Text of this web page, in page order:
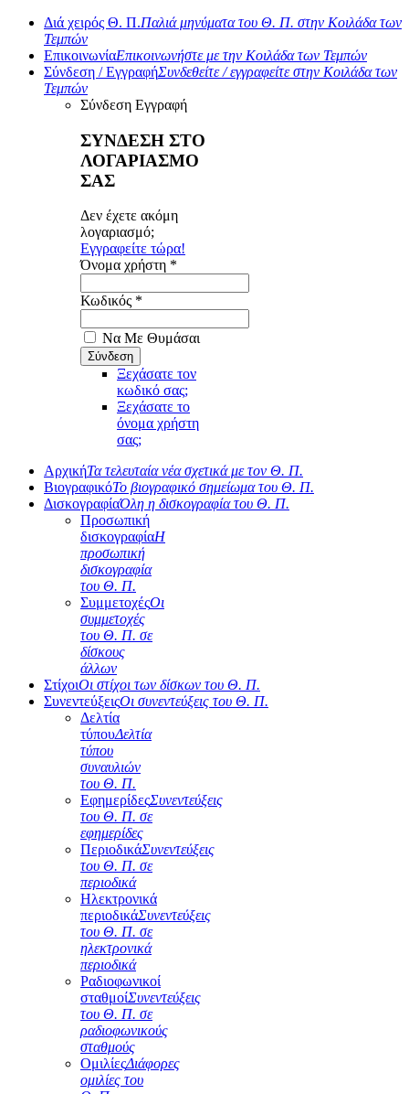
Διά χειρός Θ. Π.Παλιά μηνύματα του Θ. Π. στην Κοιλάδα των
Τεμπών
ΕπικοινωνίαΕπικοινωνήστε με την Κοιλάδα των Τεμπών
Σύνδεση / ΕγγραφήΣυνδεθείτε / εγγραφείτε στην Κοιλάδα των
Τεμπών
Σύνδεση Εγγραφή
ΣΥΝΔΕΣΗ ΣΤΟ
ΛΟΓΑΡΙΑΣΜΟ
ΣΑΣ
Δεν έχετε ακόμη
λογαριασμό;
Εγγραφείτε τώρα!
Όνομα χρήστη *
Κωδικός *
Να Με Θυμάσαι
Ξεχάσατε τον
κωδικό σας;
Ξεχάσατε το
όνομα χρήστη
σας;
ΑρχικήΤα τελευταία νέα σχετικά με τον Θ. Π.
ΒιογραφικόΤο βιογραφικό σημείωμα του Θ. Π.
ΔισκογραφίαΌλη η δισκογραφία του Θ. Π.
Προσωπική
δισκογραφίαΗ
προσωπική
δισκογραφία
του Θ. Π.
ΣυμμετοχέςΟι
συμμετοχές
του Θ. Π. σε
δίσκους
άλλων
ΣτίχοιΟι στίχοι των δίσκων του Θ. Π.
ΣυνεντεύξειςΟι συνεντεύξεις του Θ. Π.
Δελτία
τύπουΔελτία
τύπου
συναυλιών
του Θ. Π.
ΕφημερίδεςΣυνεντεύξεις
του Θ. Π. σε
εφημερίδες
ΠεριοδικάΣυνεντεύξεις
του Θ. Π. σε
περιοδικά
Ηλεκτρονικά
περιοδικάΣυνεντεύξεις
του Θ. Π. σε
ηλεκτρονικά
περιοδικά
Ραδιοφωνικοί
σταθμοίΣυνεντεύξεις
του Θ. Π. σε
ραδιοφωνικούς
σταθμούς
ΟμιλίεςΔιάφορες
ομιλίες του